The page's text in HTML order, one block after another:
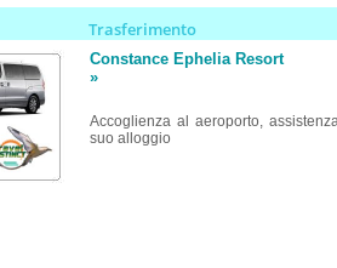
Trasferimento
Constance Ephelia Resort
»
Accoglienza al aeroporto,
suo alloggio